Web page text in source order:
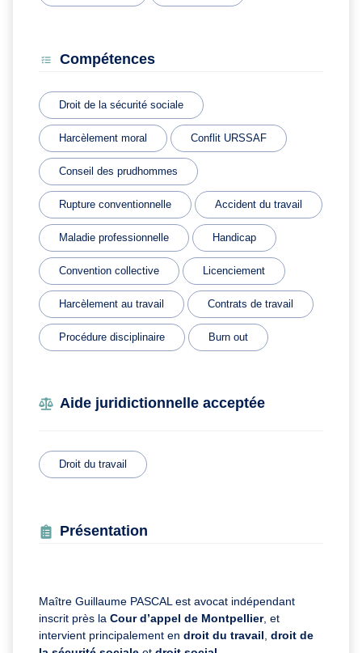
Compétences
Droit de la sécurité sociale
Harcèlement moral Conflit URSSAF
Conseil des prudhommes
Rupture conventionnelle Accident du travail
Maladie professionnelle Handicap
Convention collective Licenciement
Harcèlement au travail Contrats de travail
Procédure disciplinaire Burn out
Aide juridictionnelle acceptée
Droit du travail
Présentation
Maître Guillaume PASCAL est avocat indépendant
inscrit près la Cour d’appel de Montpellier, et
intervient principalement en droit du travail, droit de